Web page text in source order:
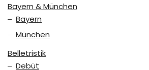
Bayern & München
Bayern
München
Belletristik
Debüt